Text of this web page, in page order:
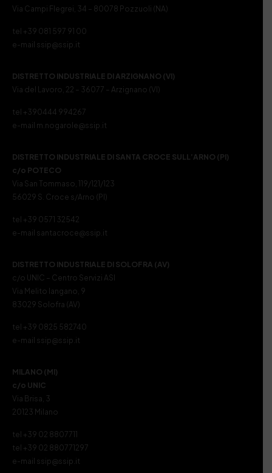
Via Campi Flegrei, 34 – 80078 Pozzuoli (NA)
tel +39 081 597 91 00
e-mail ssip@ssip.it
DISTRETTO INDUSTRIALE DI ARZIGNANO (VI)
Via del Lavoro, 22 – 36077 – Arzignano (VI)
tel +390444 994267
e-mail m.nogarole@ssip.it
DISTRETTO INDUSTRIALE DI SANTA CROCE SULL’ARNO (PI)
c/o POTECO
Via San Tommaso, 119/121/123
56029 S. Croce s/Arno (PI)
tel +39 0571 32542
e-mail santacroce@ssip.it
DISTRETTO INDUSTRIALE DI SOLOFRA (AV)
c/o UNIC – Centro Servizi ASI
Via Melito Iangano, 9
83029 Solofra (AV)
tel +39 0825 582740
e-mail ssip@ssip.it
MILANO (MI)
c/o UNIC
Via Brisa, 3
20123 Milano
tel +39 02 8807711
tel +39 02 880771297
e-mail ssip@ssip.it